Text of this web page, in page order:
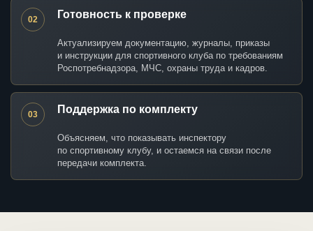
02 Готовность к проверке
Актуализируем документацию, журналы, приказы
и инструкции для спортивного клуба по требованиям
Роспотребнадзора, МЧС, охраны труда и кадров.
03 Поддержка по комплекту
Объясняем, что показывать инспектору
по спортивному клубу, и остаемся на связи после
передачи комплекта.